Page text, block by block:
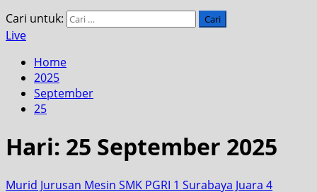
Cari untuk:
Live
Home
2025
September
25
Hari: 25 September 2025
Murid Jurusan Mesin SMK PGRI 1 Surabaya Juara 4